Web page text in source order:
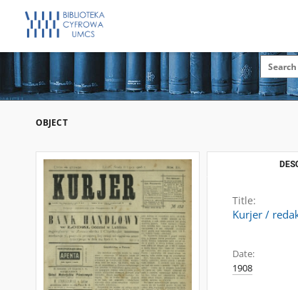
OBJECT
Title:
Kurjer /
Date:
1908